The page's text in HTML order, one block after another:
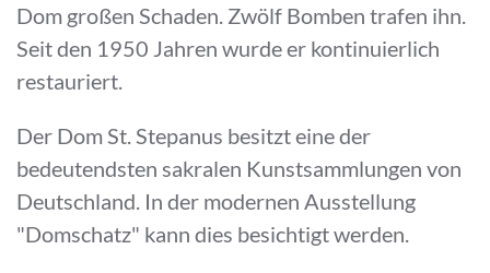
Dom großen Schaden. Zwölf Bomben trafen ihn.
Seit den 1950 Jahren wurde er kontinuierlich
restauriert.
Der Dom St. Stepanus besitzt eine der
bedeutendsten sakralen Kunstsammlungen von
Deutschland. In der modernen Ausstellung
"Domschatz" kann dies besichtigt werden.